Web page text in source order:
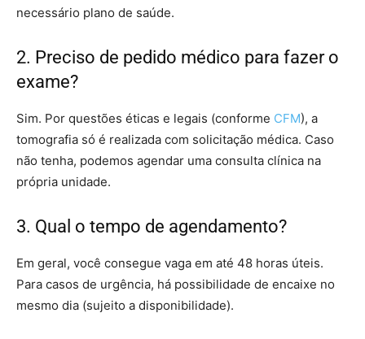
necessário plano de saúde.
2. Preciso de pedido médico para fazer o
exame?
Sim. Por questões éticas e legais (conforme CFM), a
tomografia só é realizada com solicitação médica. Caso
não tenha, podemos agendar uma consulta clínica na
própria unidade.
3. Qual o tempo de agendamento?
Em geral, você consegue vaga em até 48 horas úteis.
Para casos de urgência, há possibilidade de encaixe no
mesmo dia (sujeito a disponibilidade).